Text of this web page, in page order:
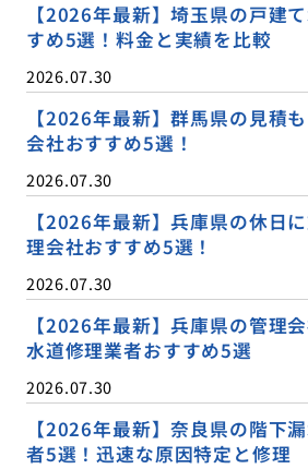
【2026年最新】埼玉県の戸建
すめ5選！料金と実績を比較
2026.07.30
【2026年最新】群馬県の見積
会社おすすめ5選！
2026.07.30
【2026年最新】兵庫県の休日
理会社おすすめ5選！
2026.07.30
【2026年最新】兵庫県の管理
水道修理業者おすすめ5選
2026.07.30
【2026年最新】奈良県の階下
者5選！迅速な原因特定と修理